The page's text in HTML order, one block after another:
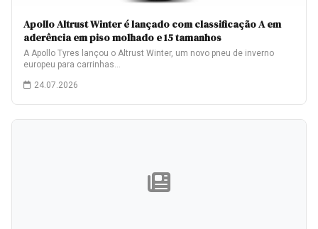
Apollo Altrust Winter é lançado com classificação A em
aderência em piso molhado e 15 tamanhos
A Apollo Tyres lançou o Altrust Winter, um novo pneu de inverno
europeu para carrinhas…
24.07.2026